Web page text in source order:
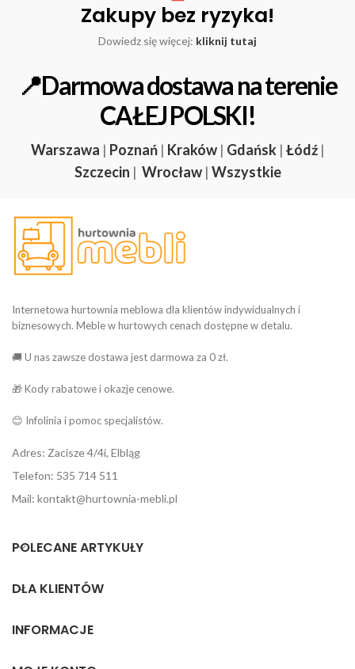
Zakupy bez ryzyka!
Dowiedz się więcej: kliknij tutaj
📍Darmowa dostawa na terenie
CAŁEJ POLSKI!
Warszawa | Poznań | Kraków | Gdańsk | Łódź |
Szczecin | Wrocław | Wszystkie
Internetowa hurtownia meblowa dla klientów indywidualnych i
biznesowych. Meble w hurtowych cenach dostępne w detalu.
🚚 U nas zawsze dostawa jest darmowa za 0 zł.
🎁 Kody rabatowe i okazje cenowe.
😊 Infolinia i pomoc specjalistów.
Adres: Zacisze 4/4i, Elbląg
Telefon: 535 714 511
Mail: kontakt@hurtownia-mebli.pl
POLECANE ARTYKUŁY
DLA KLIENTÓW
INFORMACJE